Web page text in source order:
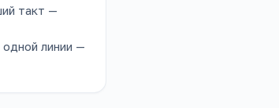
такт —
линии —